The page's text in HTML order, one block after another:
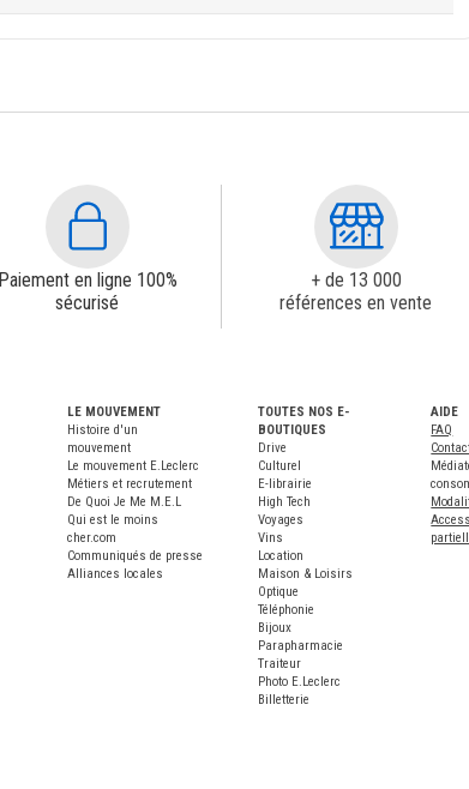
Paiement en ligne 100%
sécurisé
+ de 13 000
références en vente
LE MOUVEMENT
Histoire d'un
mouvement
Le mouvement E.Leclerc
Métiers et recrutement
De Quoi Je Me M.E.L
Qui est le moins
cher.com
Communiqués de presse
Alliances locales
TOUTES NOS E-
BOUTIQUES
Drive
Culturel
E-librairie
High Tech
Voyages
Vins
Location
Maison & Loisirs
Optique
Téléphonie
Bijoux
Parapharmacie
Traiteur
Photo E.Leclerc
Billetterie
AIDE
FAQ